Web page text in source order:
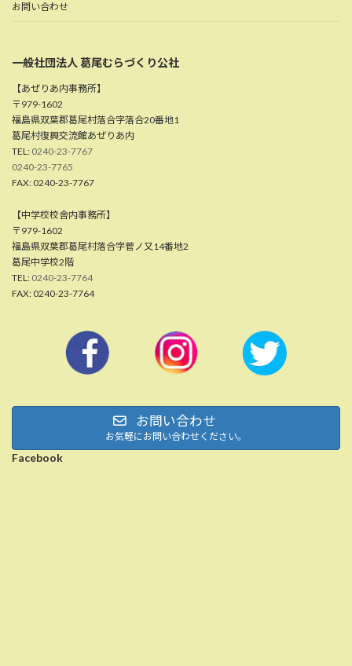
お問い合わせ
一般社団法人 葛尾むらづくり公社
【あぜりあ内事務所】
〒979-1602
福島県双葉郡葛尾村落合字落合20番地1
葛尾村復興交流館あぜりあ内
TEL: 0240-23-7767
0240-23-7765
FAX: 0240-23-7767
【中学校校舎内事務所】
〒979-1602
福島県双葉郡葛尾村落合字菅ノ又14番地2
葛尾中学校2階
TEL: 0240-23-7764
FAX: 0240-23-7764
お問い合わせ
お気軽にお問い合わせください。
Facebook